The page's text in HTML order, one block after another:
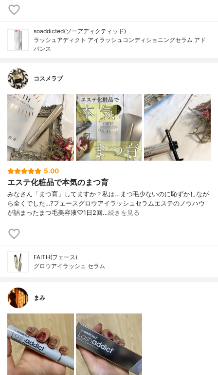
soaddicted(ソーアディクティッド)
ラッシュアディクト アイラッシュコンディショニングセラム アド
バンス
コスメラブ
5.00
エステ化粧品で本気のまつ育
みなさん「まつ育」してますか？私は…まつ毛少ないのに恥ずかしなが
ら全くでした…?フェースグロウアイラッシュセラムエステのノウハウ
が詰まったまつ毛美容液♡1日2回…続きを見る
FAITH(フェース)
グロウアイラッシュ セラム
まみ